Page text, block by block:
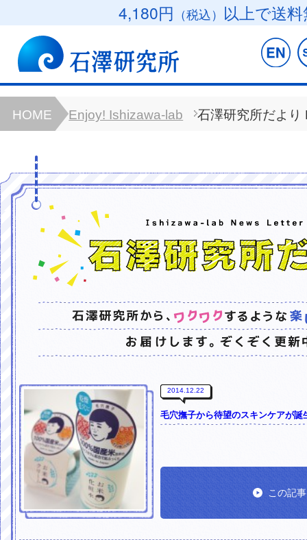
4,180円 （税込） 以上で送
HOME Enjoy! Ishizawa-lab 石澤研究所だより
2014.12.22
毛穴撫子から待望のスキンケアが誕
この記